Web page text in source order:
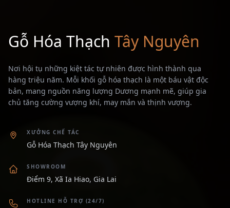
Gỗ Hóa Thạch Tây Nguyên
Nơi hội tụ những kiệt tác tự nhiên được hình thành qua
hàng triệu năm. Mỗi khối gỗ hóa thạch là một báu vật độc
bản, mang nguồn năng lượng Dương mạnh mẽ, giúp gia
chủ tăng cường vượng khí, may mắn và thịnh vượng.
XƯỞNG CHẾ TÁC
Gỗ Hóa Thạch Tây Nguyên
SHOWROOM
Điểm 9, Xã Ia Hiao, Gia Lai
HOTLINE HỖ TRỢ (24/7)